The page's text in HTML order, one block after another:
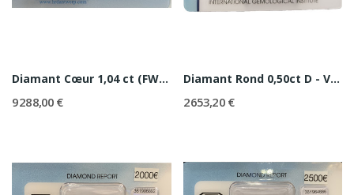
Diamant Cœur 1,04 ct (FW) +F LC
9 288,00 €
Diamant Rond 0,50ct D - VVS2
2 653,20 €